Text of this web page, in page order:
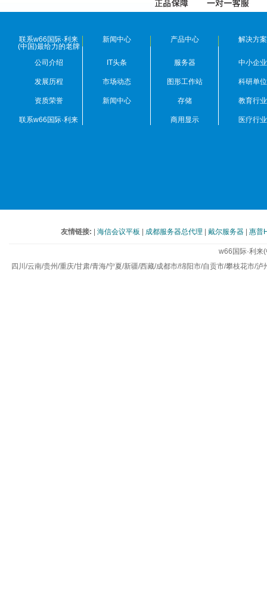
联系w66国际·利来
(中国)最给力的老牌
公司介绍
发展历程
资质荣誉
联系w66国际·利来
新闻中心
IT头条
市场动态
新闻中心
产品中心
服务器
图形工作站
存储
商用显示
解决方案
中小企业
科研单位
教育行业
医疗行业
友情链接: |海信会议平板 | 成都服务器总代理 |戴尔服务器 |惠普
w66国际·利
四川/云南/贵州/重庆/甘肃/青海/宁夏/新疆/西藏/成都市/绵阳市/自贡市/攀